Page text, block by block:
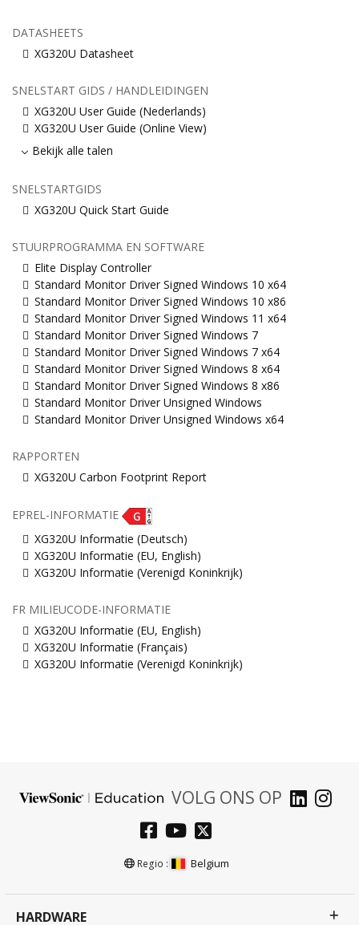
DATASHEETS
XG320U Datasheet
SNELSTART GIDS / HANDLEIDINGEN
XG320U User Guide (Nederlands)
XG320U User Guide (Online View)
Bekijk alle talen
SNELSTARTGIDS
XG320U Quick Start Guide
STUURPROGRAMMA EN SOFTWARE
Elite Display Controller
Standard Monitor Driver Signed Windows 10 x64
Standard Monitor Driver Signed Windows 10 x86
Standard Monitor Driver Signed Windows 11 x64
Standard Monitor Driver Signed Windows 7
Standard Monitor Driver Signed Windows 7 x64
Standard Monitor Driver Signed Windows 8 x64
Standard Monitor Driver Signed Windows 8 x86
Standard Monitor Driver Unsigned Windows
Standard Monitor Driver Unsigned Windows x64
RAPPORTEN
XG320U Carbon Footprint Report
EPREL-INFORMATIE
XG320U Informatie (Deutsch)
XG320U Informatie (EU, English)
XG320U Informatie (Verenigd Koninkrijk)
FR MILIEUCODE-INFORMATIE
XG320U Informatie (EU, English)
XG320U Informatie (Français)
XG320U Informatie (Verenigd Koninkrijk)
VOLG ONS OP
Regio : Belgium
HARDWARE